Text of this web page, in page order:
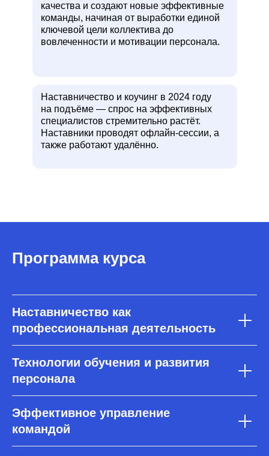
качества и создают новые эффективные
команды, начиная от выработки единой
ключевой цели коллектива до
вовлеченности и мотивации персонала.
Наставничество и коучинг в 2024 году
на подъёме — спрос на эффективных
специалистов стремительно растёт.
Наставники проводят офлайн-сессии, а
также работают удалённо.
Программа курса
Наставничество как
профессиональная деятельность
Технологии обучения и развития
персонала
Эффективное управление
командой